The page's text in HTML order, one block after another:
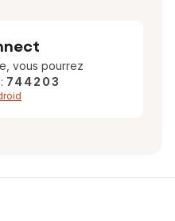
vous pourrez
744203